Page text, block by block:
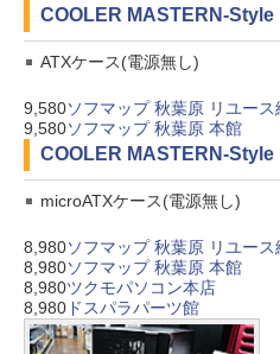
COOLER MASTER N-Style
ATXケース(電源無し)
9,580ソフマップ 秋葉原 リユース
9,580ソフマップ 秋葉原 本館
COOLER MASTER N-Style
microATXケース(電源無し)
8,980ソフマップ 秋葉原 リユース
8,980ソフマップ 秋葉原 本館
8,980ツクモパソコン本店
8,980 ドスパラパーツ館